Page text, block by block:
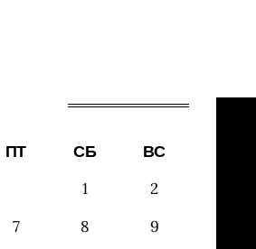
ПТ СБ
ВС
1
2
7 8 9